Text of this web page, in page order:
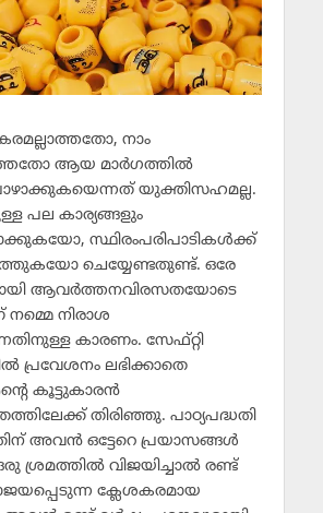
നാം
ആയ മാര്‍ഗത്തില്‍
യുക്തിസഹമല്ല.
പല കാര്യങ്ങളും
സ്ഥിരംപരിപാടികള്‍ക്ക്
ചെയ്യേണ്ടതുണ്ട്. ഒരേ
ആവര്‍ത്തനവിരസതയോടെ
നിരാശ
കാരണം. സേഫ്റ്റി
പ്രവേശനം ലഭിക്കാതെ
കൂട്ടുകാരന്‍
തിരിഞ്ഞു. പാഠ്യപദ്ധതി
അവന്‍ ഒട്ടേറെ പ്രയാസങ്ങള്‍
ശ്രമത്തില്‍ വിജയിച്ചാല്‍ രണ്ട്
ക്ലേശകരമായ